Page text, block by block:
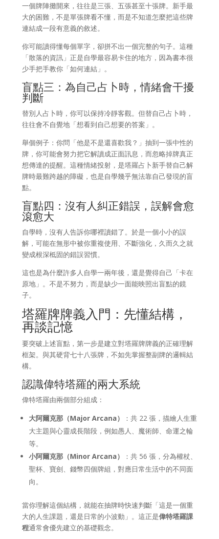
一個牌陣攤開來，往往是三張、五張甚至十張牌。新手最
大的困難，不是單張牌看不懂，而是不知道怎麼把這些牌
連結成一段有意義的敘述。
你可能讀得懂每個單字，卻拼不出一個完整的句子。這種
「散落的資訊」正是自學最容易卡住的地方，因為書本很
少手把手教你「如何連結」。
盲點三：為自己占卜時，情緒會干擾
判斷
替別人占卜時，你可以保持冷靜客觀。但替自己占卜時，
往往會不自覺地「想看到自己想要的答案」。
舉個例子：你問「他是不是還喜歡我？」抽到一張中性的
牌，你可能會努力把它解讀成正面訊息，而忽略掉牌真正
想傳達的提醒。這種情緒投射，是塔羅占卜新手替自己解
牌時最難跨越的障礙，也是自學幾乎無法靠自己發現的盲
點。
盲點四：沒有人糾正錯誤，誤解會愈
滾愈大
自學時，沒有人告訴你哪裡讀錯了。於是一個小小的誤
解，可能在無形中被你重複使用、不斷強化，久而久之就
變成根深柢固的錯誤習慣。
這也是為什麼許多人自學一兩年後，還是覺得自己「卡在
原地」。不是不努力，而是缺少一面能映照出盲點的鏡
子。
塔羅牌牌義入門：先懂結構，
再談記憶
要突破上述盲點，第一步是建立對塔羅牌牌義的正確理解
框架。與其硬背七十八張牌，不如先掌握整副牌的邏輯結
構。
認識偉特塔羅的兩大系統
偉特塔羅由兩個部分組成：
大阿爾克那（Major Arcana）
：共 22 張，描繪人生重
大主題與心靈成長階段，例如愚人、魔術師、命運之輪
等。
小阿爾克那（Minor Arcana）
：共 56 張，分為權杖、
聖杯、寶劍、錢幣四個牌組，對應日常生活中的不同面
向。
當你理解這個結構，就能在抽牌時快速判斷「這是一個重
大的人生課題，還是日常的小波動」。這正是偉特塔羅課
程通常會優先建立的基礎觀念。